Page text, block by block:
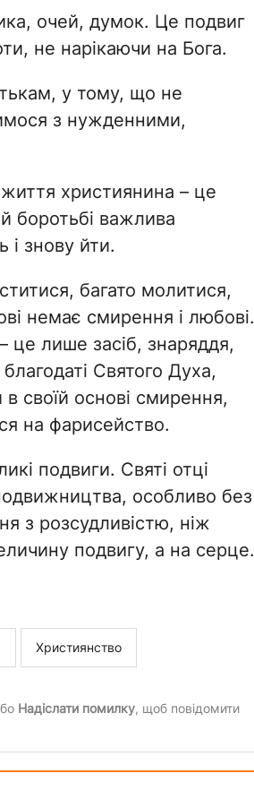
очей, думок. Це подвиг
не нарікаючи на Бога.
у тому, що не
з нужденними,
християнина – це
боротьбі важлива
і знову йти.
багато молитися,
немає смирення і любові.
це лише засіб, знаряддя,
Святого Духа,
своїй основі смирення,
на фарисейство.
подвиги. Святі отці
особливо без
з розсудливістю, ніж
подвигу, а на серце.
Християнство
Надіслати помилку, щоб повідомити